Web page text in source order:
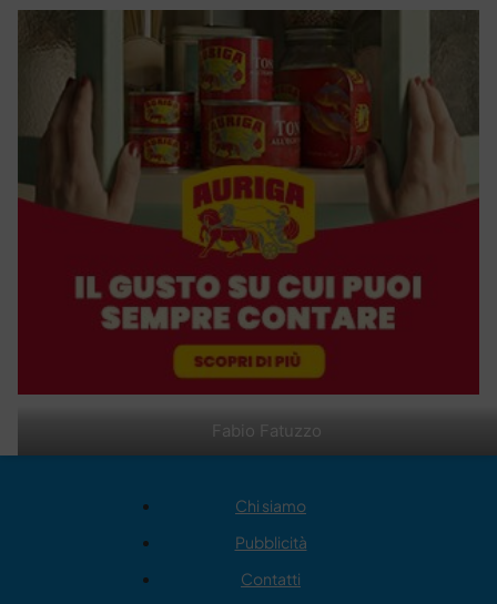
Fabio Fatuzzo
Chi siamo
Pubblicità
Contatti